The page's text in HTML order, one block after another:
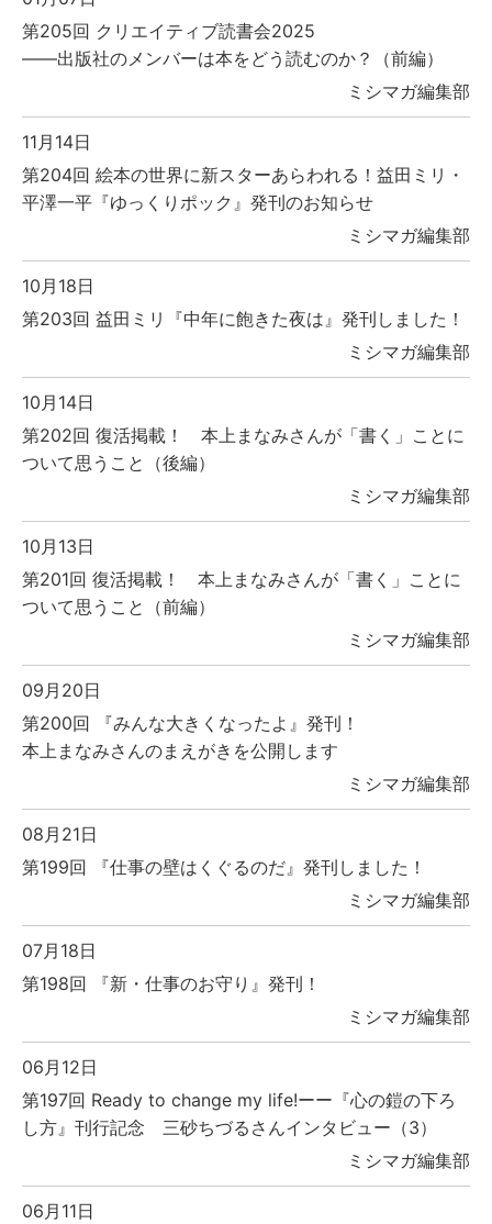
第205回 クリエイティブ読書会2025
――出版社のメンバーは本をどう読むのか？（前編）
ミシマガ編集部
11月14日
第204回 絵本の世界に新スターあらわれる！益田ミリ・
平澤一平『ゆっくりポック』発刊のお知らせ
ミシマガ編集部
10月18日
第203回 益田ミリ『中年に飽きた夜は』発刊しました！
ミシマガ編集部
10月14日
第202回 復活掲載！ 本上まなみさんが「書く」ことに
ついて思うこと（後編）
ミシマガ編集部
10月13日
第201回 復活掲載！ 本上まなみさんが「書く」ことに
ついて思うこと（前編）
ミシマガ編集部
09月20日
第200回 『みんな大きくなったよ』発刊！
本上まなみさんのまえがきを公開します
ミシマガ編集部
08月21日
第199回 『仕事の壁はくぐるのだ』発刊しました！
ミシマガ編集部
07月18日
第198回 『新・仕事のお守り』発刊！
ミシマガ編集部
06月12日
第197回 Ready to change my life!ーー『心の鎧の下ろ
し方』刊行記念 三砂ちづるさんインタビュー（3）
ミシマガ編集部
06月11日